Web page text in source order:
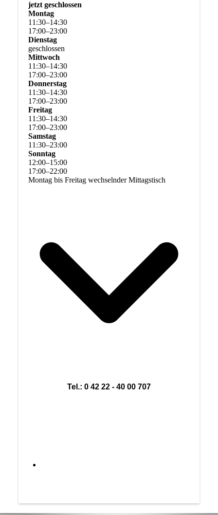
jetzt geschlossen
Montag
11 :30–14:30
17:00–23:00
Dienstag
geschlossen
Mittwoch
11 :30–14:30
17:00–23:00
Donnerstag
11 :30–14:30
17:00–23:00
Freitag
11 :30–14:30
17:00–23:00
Samstag
11 :30–23:00
Sonntag
12:00–15:00
17:00–22:00
Montag bis Freitag wechselnder Mittagstisch
Tel.: 0 42 22 - 40 00 707